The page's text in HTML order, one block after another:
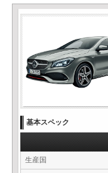
基本スペック
生産国